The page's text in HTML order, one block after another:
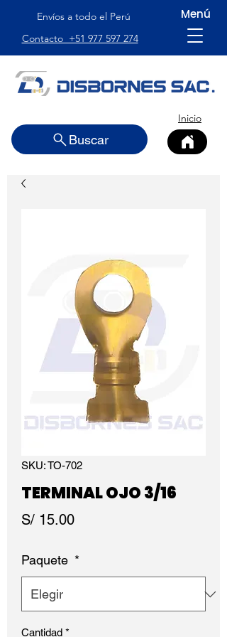
Envíos a todo el Perú
Contacto +51 977 597 274
Menú
Inicio
Buscar
SKU: TO-702
TERMINAL OJO 3/16
S/ 15.00Precio
Paquete *
Cantidad *